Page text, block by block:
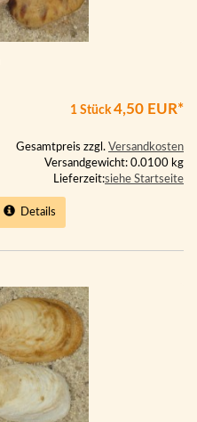
1 Stück4,50 EUR*
Gesamtpreis zzgl. Versandkosten
Versandgewicht: 0.0100 kg
Lieferzeit:siehe Startseite
Details